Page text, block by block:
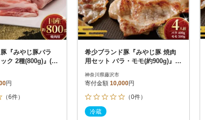
『みやじ豚バラ
ク 2種(800g)』(冷
円
（6件）
希少ブランド豚『みやじ豚 焼肉
用セット バラ・モモ(約900g)』
神奈川県藤沢市
寄付金額 10,000円
（0件）
冷蔵